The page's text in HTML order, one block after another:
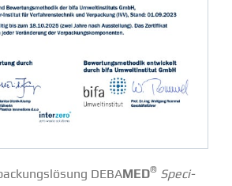
DEBAMED® Speci-